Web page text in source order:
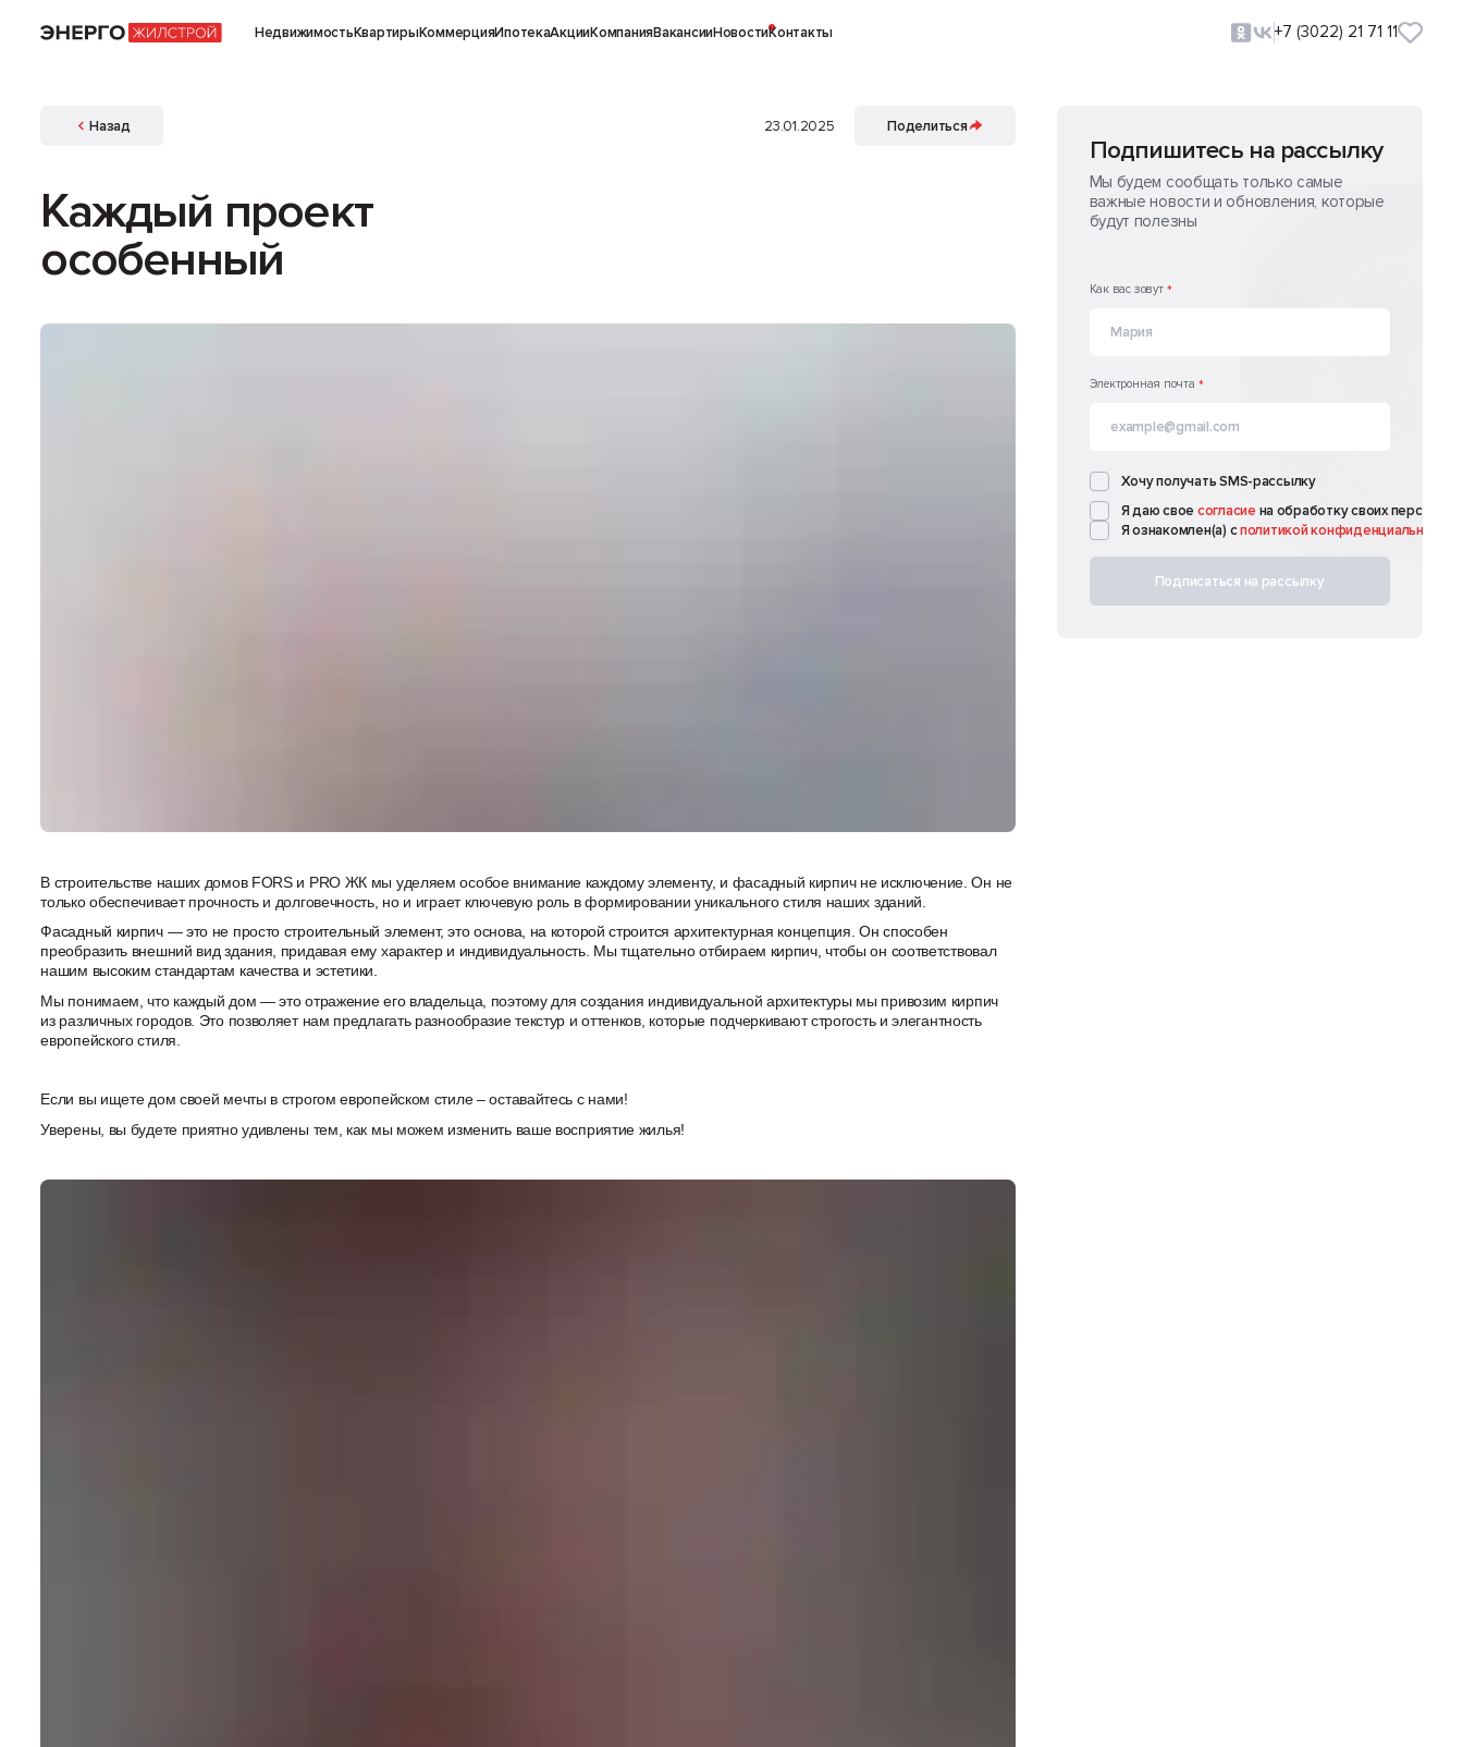
НедвижимостьКвартирыКоммерцияИпотекаАкцииКомпанияВакансииНовостиКонтакты +7 (3022) 21 71 11
Назад 23.01.2025 Поделиться
Каждый проект
особенный
В строительстве наших домов FORS и PRO ЖК мы уделяем особое внимание каждому элементу, и фасадный кирпич не исключение. Он не
только обеспечивает прочность и долговечность, но и играет ключевую роль в формировании уникального стиля наших зданий.
Фасадный кирпич — это не просто строительный элемент, это основа, на которой строится архитектурная концепция. Он способен
преобразить внешний вид здания, придавая ему характер и индивидуальность. Мы тщательно отбираем кирпич, чтобы он соответствовал
нашим высоким стандартам качества и эстетики.
Мы понимаем, что каждый дом — это отражение его владельца, поэтому для создания индивидуальной архитектуры мы привозим кирпич
из различных городов. Это позволяет нам предлагать разнообразие текстур и оттенков, которые подчеркивают строгость и элегантность
европейского стиля.
Если вы ищете дом своей мечты в строгом европейском стиле – оставайтесь с нами!
Уверены, вы будете приятно удивлены тем, как мы можем изменить ваше восприятие жилья!
Подпишитесь на рассылку
Мы будем сообщать только самые
важные новости и обновления, которые
будут полезны
Как вас зовут *
Электронная почта *
Хочу получать SMS-рассылку
Я даю свое согласие на обработку своих
Я ознакомлен(а) сполитикой конфиденциальности
Подписаться на рассылку